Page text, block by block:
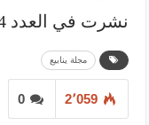
نشرت في العدد 34
مجلة ينابيع
0 2٬059